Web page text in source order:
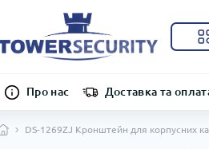
Про нас Доставка та
DS-1269ZJ Кронштейн для корпусних